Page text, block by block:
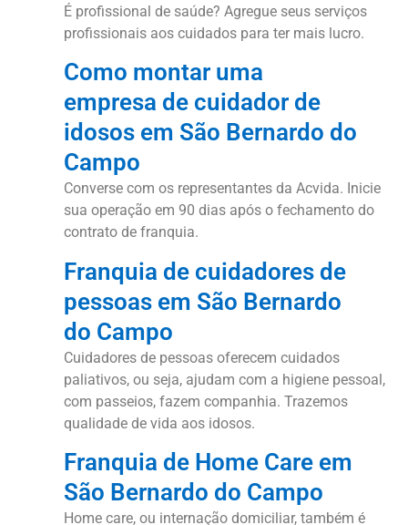
É profissional de saúde? Agregue seus serviços
profissionais aos cuidados para ter mais lucro.
Como montar uma
empresa de cuidador de
idosos em São Bernardo do
Campo
Converse com os representantes da Acvida. Inicie
sua operação em 90 dias após o fechamento do
contrato de franquia.
Franquia de cuidadores de
pessoas em São Bernardo
do Campo
Cuidadores de pessoas oferecem cuidados
paliativos, ou seja, ajudam com a higiene pessoal,
com passeios, fazem companhia. Trazemos
qualidade de vida aos idosos.
Franquia de Home Care em
São Bernardo do Campo
Home care, ou internação domiciliar, também é